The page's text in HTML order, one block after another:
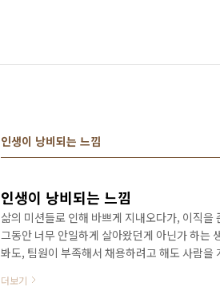
인생이 낭비되는 느낌
인생이 낭비되는 느낌
삶의 미션들로 인해 바쁘게 지내오다가, 이직
그동안 너무 안일하게 살아왔던게 아닌가 하는
봐도, 팀원이 부족해서 채용하려고 해도 사람
월급은 꼬박꼬박 들어오겠지만, "인생이 낭비
더보기